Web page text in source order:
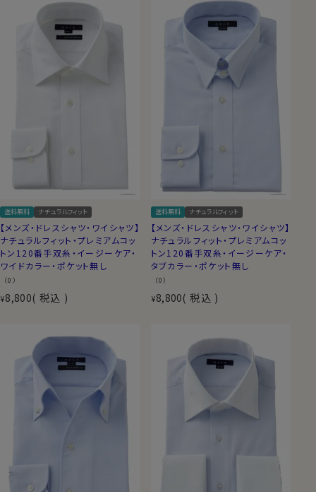
送料無料 ナチュラルフィット
【メンズ・ドレスシャツ・ワイシャツ】
ナチュラルフィット・プレミアムコッ
トン120番手双糸・イージーケア・
ワイドカラー・ポケット無し
（0）
¥8,800 税込
送料無料 ナチュラルフィット
【メンズ・ドレスシャツ・ワイシャツ】
ナチュラルフィット・プレミアムコッ
トン120番手双糸・イージーケア・
タブカラー・ポケット無し
（0）
¥8,800 税込